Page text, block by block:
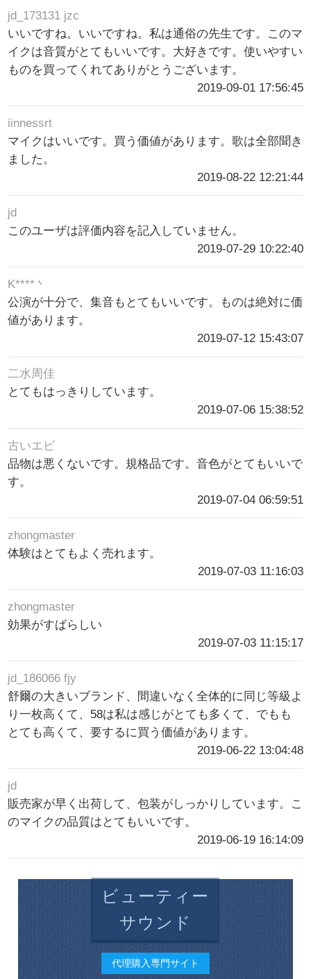
jd_173131 jzc
いいですね。いいですね。私は通俗の先生です。このマ
イクは音質がとてもいいです。大好きです。使いやすい
ものを買ってくれてありがとうございます。
2019-09-01 17:56:45
iinnessrt
マイクはいいです。買う価値があります。歌は全部聞き
ました。
2019-08-22 12:21:44
jd
このユーザは評価内容を記入していません。
2019-07-29 10:22:40
K****丶
公演が十分で、集音もとてもいいです。ものは絶対に価
値があります。
2019-07-12 15:43:07
二水周佳
とてもはっきりしています。
2019-07-06 15:38:52
古いエビ
品物は悪くないです。規格品です。音色がとてもいいで
す。
2019-07-04 06:59:51
zhongmaster
体験はとてもよく売れます。
2019-07-03 11:16:03
zhongmaster
効果がすばらしい
2019-07-03 11:15:17
jd_186066 fjy
舒爾の大きいブランド、間違いなく全体的に同じ等級よ
り一枚高くて、58は私は感じがとても多くて、でもも
とても高くて、要するに買う価値があります。
2019-06-22 13:04:48
jd
販売家が早く出荷して、包装がしっかりしています。こ
のマイクの品質はとてもいいです。
2019-06-19 16:14:09
ビューティー
サウンド
代理購入専門サイト